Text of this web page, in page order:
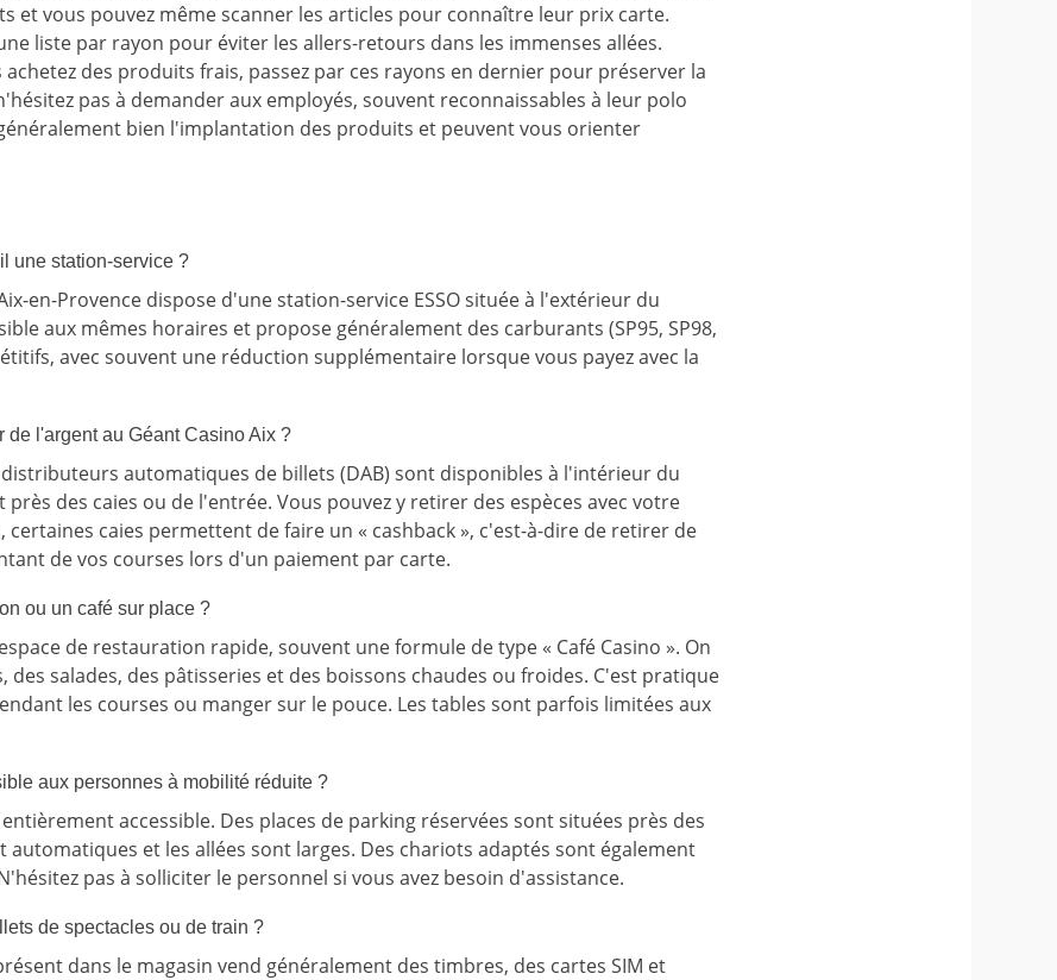
et vous pouvez même scanner les articles pour connaître leur prix carte.
liste par rayon pour éviter les allers-retours dans les immenses allées.
des produits frais, passez par ces rayons en dernier pour préserver la
pas à demander aux employés, souvent reconnaissables à leur polo
bien l'implantation des produits et peuvent vous orienter
une station-service ?
en-Provence dispose d'une station-service ESSO située à l'extérieur du
aux mêmes horaires et propose généralement des carburants (SP95, SP98,
avec souvent une réduction supplémentaire lorsque vous payez avec la
de l'argent au Géant Casino Aix ?
automatiques de billets (DAB) sont disponibles à l'intérieur du
près des caies ou de l'entrée. Vous pouvez y retirer des espèces avec votre
certaines caies permettent de faire un « cashback », c'est-à-dire de retirer de
de vos courses lors d'un paiement par carte.
ou un café sur place ?
de restauration rapide, souvent une formule de type « Café Casino ». On
des salades, des pâtisseries et des boissons chaudes ou froides. C'est pratique
les courses ou manger sur le pouce. Les tables sont parfois limitées aux
aux personnes à mobilité réduite ?
accessible. Des places de parking réservées sont situées près des
automatiques et les allées sont larges. Des chariots adaptés sont également
pas à solliciter le personnel si vous avez besoin d'assistance.
de spectacles ou de train ?
dans le magasin vend généralement des timbres, des cartes SIM et